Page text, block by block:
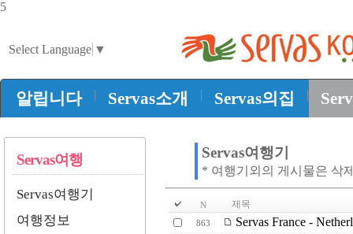
5
Select Language ▼
알립니다 | Servas소개 | Servas의집 |
Servas여행
Servas여행기
여행정보
Servas여행기
* 여행기외의 게시물은 삭
N 제목
863 Servas France -